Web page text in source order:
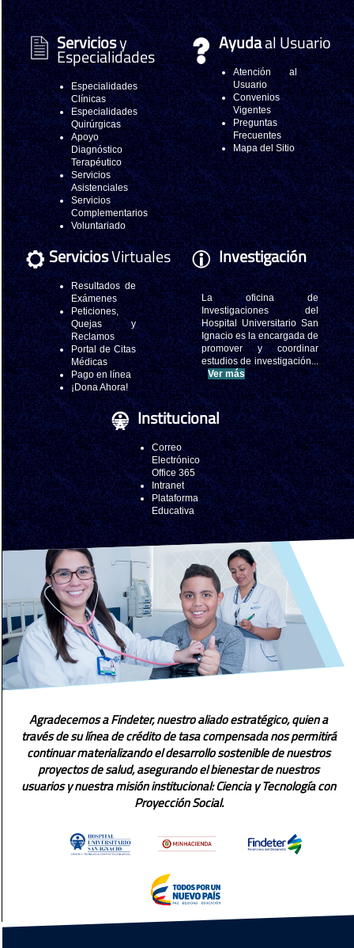
Serviciosy
Especialidades
Especialidades
Clínicas
Especialidades
Quirúrgicas
Apoyo
Diagnóstico
Terapéutico
Servicios
Asistenciales
Servicios
Complementarios
Voluntariado
Ayudaal Usuario
Atención al
Usuario
Convenios
Vigentes
Preguntas
Frecuentes
Mapa del Sitio
ServiciosVirtuales
Resultados de
Exámenes
Peticiones,
Quejas y
Reclamos
Portal de Citas
Médicas
Pago en línea
¡Dona Ahora!
Investigación
La oficina de
Investigaciones del
Hospital Universitario San
Ignacio es la encargada de
promover y coordinar
estudios de investigación...
Ver más
Institucional
Correo
Electrónico
Office 365
Intranet
Plataforma
Educativa
Agradecemos a Findeter, nuestro aliado estratégico, quien a
través de su línea de crédito de tasa compensada nos permitirá
continuar materializando el desarrollo sostenible de nuestros
proyectos de salud, asegurando el bienestar de nuestros
usuarios y nuestra misión institucional: Ciencia y Tecnología con
Proyección Social.